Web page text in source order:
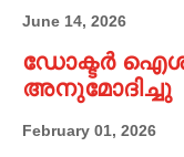
June 14, 2026
ഡോക്ടർ
അനുമോദിച്ചു
February 01, 2026